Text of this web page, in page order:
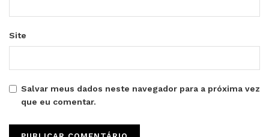
Site
Salvar meus dados neste navegador para a próxima vez
que eu comentar.